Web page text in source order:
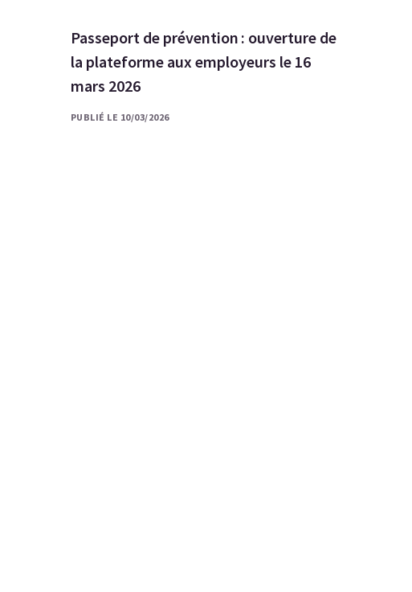
Passeport de prévention : ouverture de
la plateforme aux employeurs le 16
mars 2026
PUBLIÉ LE 10/03/2026